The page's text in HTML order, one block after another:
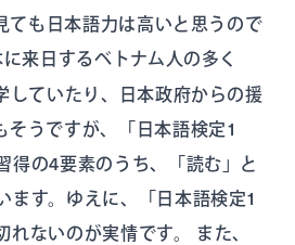
ても日本語力は高いと思うので
に来日するベトナム人の多く
していたり、日本政府からの援
うですが、「日本語検定1
得の4要素のうち、「読む」と
ます。ゆえに、「日本語検定1
ないのが実情です。 また、